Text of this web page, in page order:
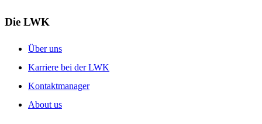
Die LWK
Über uns
Karriere bei der LWK
Kontaktmanager
About us